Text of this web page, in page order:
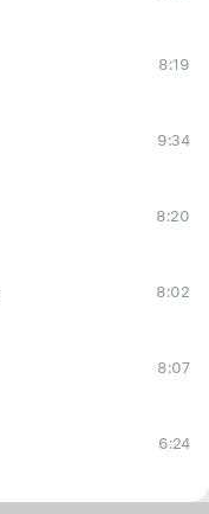
8:19
9:34
8:20
8:02
8:07
6:24